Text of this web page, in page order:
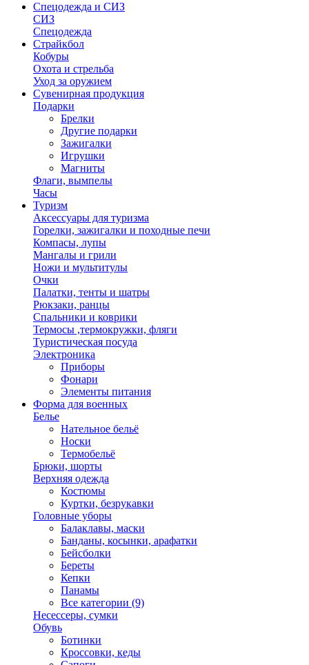
Спецодежда и СИЗ
СИЗ
Спецодежда
Страйкбол
Кобуры
Охота и стрельба
Уход за оружием
Сувенирная продукция
Подарки
Брелки
Другие подарки
Зажигалки
Игрушки
Магниты
Флаги, вымпелы
Часы
Туризм
Аксессуары для туризма
Горелки, зажигалки и походные печи
Компасы, лупы
Мангалы и грили
Ножи и мультитулы
Очки
Палатки, тенты и шатры
Рюкзаки, ранцы
Спальники и коврики
Термосы ,термокружки, фляги
Туристическая посуда
Электроника
Приборы
Фонари
Элементы питания
Форма для военных
Белье
Нательное бельё
Носки
Термобельё
Брюки, шорты
Верхняя одежда
Костюмы
Куртки, безрукавки
Головные уборы
Балаклавы, маски
Банданы, косынки, арафатки
Бейсболки
Береты
Кепки
Панамы
Все категории (9)
Несессеры, сумки
Обувь
Ботинки
Кроссовки, кеды